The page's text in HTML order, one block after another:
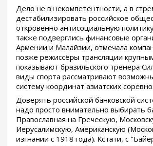
Дело не в некомпетентности, а в
дестабилизировать российское
откровенно антисоциальную
также подверглись финансовые
Армении и Малайзии, отмечала
позже режиссёры трансляции
показывают бразильского тренера
виды спорта рассматривают
систему координат азиатских
Доверять российской банковской
надо просто внимательно выбирать
Православная на Греческую,
Иерусалимскую, Американскую
изгнании с 1918 года). Кстати, с